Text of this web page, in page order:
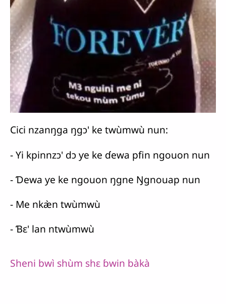
Cici nzanŋga ŋgɔ' ke twùmwù nun:
- Ƴi kpinnzɔ' dɔ ƴe ke ɗewa pfin ngouon nun
- Ɗewa ƴe ke ngouon ŋgne Ŋgnouap nun
- Me nkæ̀n twùmwù
- Ɓɛ' lan ntwùmwù
Sheni bwì shùm shɛ ɓwin bàkà